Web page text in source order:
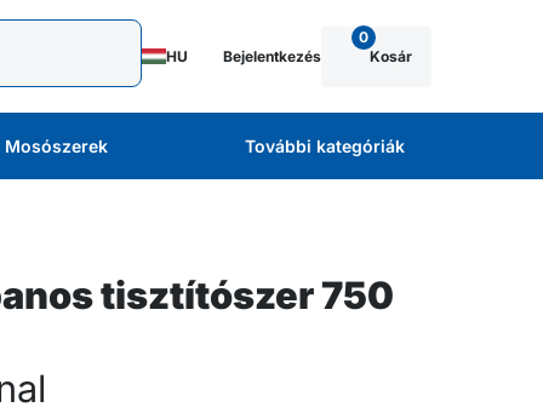
HU Bejelentkezés
0
Kosár
Mosószerek További kategóriák
tisztítószer 750